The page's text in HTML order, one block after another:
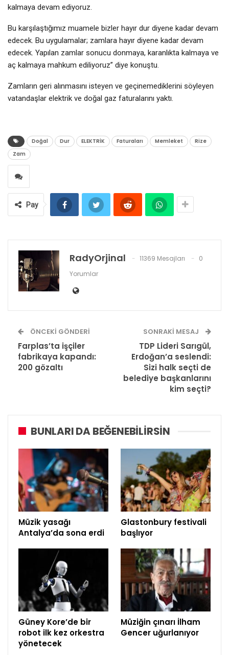
kalmaya devam ediyoruz.
Bu karşılaştığımız muamele bizler hayır dur diyene kadar devam
edecek. Bu uygulamalar; zamlara hayır diyene kadar devam
edecek. Yapılan zamlar sonucu donmaya, karanlıkta kalmaya ve
aç kalmaya mahkum ediliyoruz” diye konuştu.
Zamların geri alınmasını isteyen ve geçinemediklerini söyleyen
vatandaşlar elektrik ve doğal gaz faturalarını yaktı.
Doğal Dur ELEKTRİK Faturaları Memleket
Rize
Zam
Pay
RadyOrjinal 11369 Mesajları
0
Yorumlar
ÖNCEKI GÖNDERI
Farplas’ta işçiler
fabrikaya kapandı:
200 gözaltı
SONRAKI MESAJ
TDP Lideri Sarıgül,
Erdoğan’a seslendi:
Sizi halk seçti de
belediye başkanlarını
kim seçti?
BUNLARI DA BEĞENEBILIRSIN
Müzik yasağı
Antalya’da sona erdi
Glastonbury festivali
başlıyor
Güney Kore’de bir
robot ilk kez orkestra
yönetecek
Müziğin çınarı İlham
Gencer uğurlanıyor